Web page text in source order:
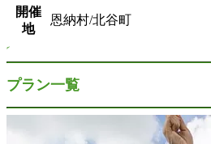
開催
地
恩納村/北谷町
プラン一覧